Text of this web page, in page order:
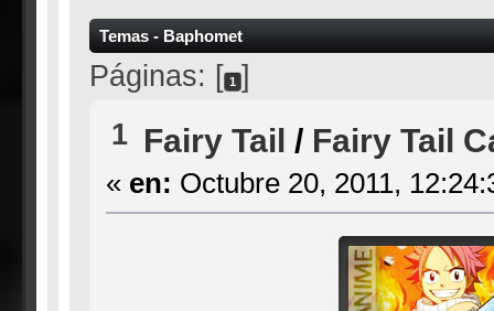
Temas - Baphomet
Páginas: [ 1 ]
1 Fairy Tail / Fairy Tail
« en: Octubre 20, 2011,